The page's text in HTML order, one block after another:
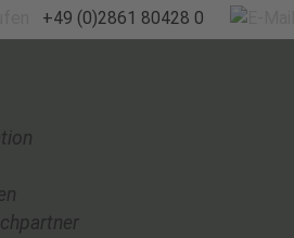
+49 (0)2861 80428 0